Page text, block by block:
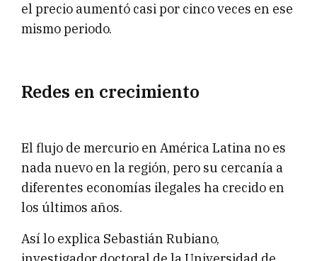
el precio aumentó casi por cinco veces en ese
mismo periodo.
Redes en crecimiento
El flujo de mercurio en América Latina no es
nada nuevo en la región, pero su cercanía a
diferentes economías ilegales ha crecido en
los últimos años.
Así lo explica Sebastián Rubiano,